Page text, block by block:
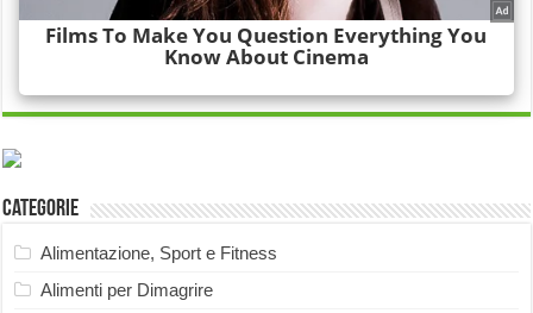
Categorie
Alimentazione, Sport e Fitness
Alimenti per Dimagrire